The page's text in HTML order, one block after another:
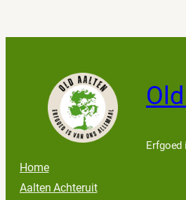
Erfgoed
Home
Aalten Achteruit